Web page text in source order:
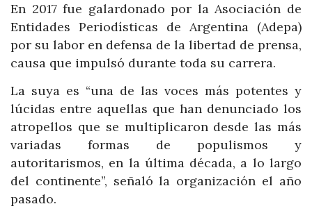
En 2017 fue galardonado por la Asociación de
Entidades Periodísticas de Argentina (Adepa)
por su labor en defensa de la libertad de prensa,
causa que impulsó durante toda su carrera.
La suya es “una de las voces más potentes y
lúcidas entre aquellas que han denunciado los
atropellos que se multiplicaron desde las más
variadas formas de populismos y
autoritarismos, en la última década, a lo largo
del continente”, señaló la organización el año
pasado.